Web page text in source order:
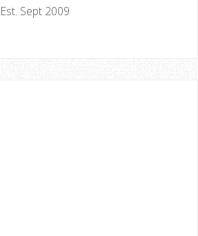
Est. Sept 2009